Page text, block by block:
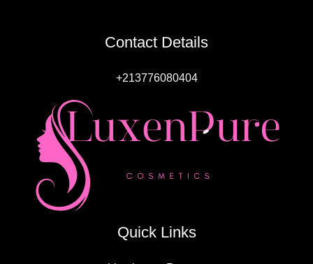
Contact Details
+213776080404
Quick Links